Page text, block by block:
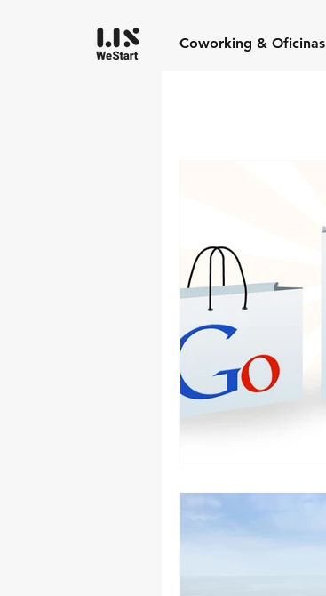
Coworking & Oficinas